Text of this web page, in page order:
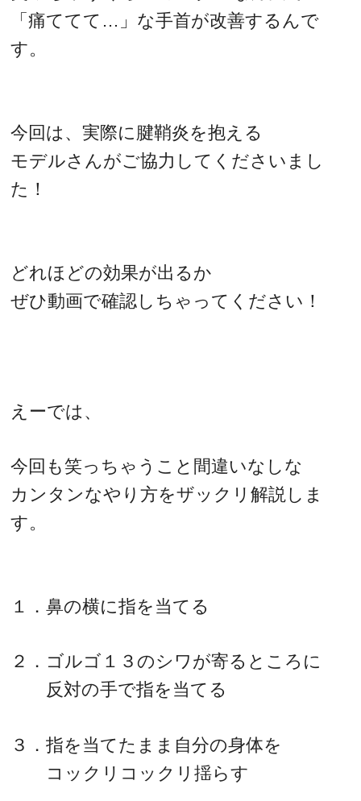
「痛ててて…」な手首が改善するんで
す。
今回は、実際に腱鞘炎を抱える
モデルさんがご協力してくださいまし
た！
どれほどの効果が出るか
ぜひ動画で確認しちゃってください！
えーでは、
今回も笑っちゃうこと間違いなしな
カンタンなやり方をザックリ解説しま
す。
１．鼻の横に指を当てる
２．ゴルゴ１３のシワが寄るところに
反対の手で指を当てる
３．指を当てたまま自分の身体を
コックリコックリ揺らす